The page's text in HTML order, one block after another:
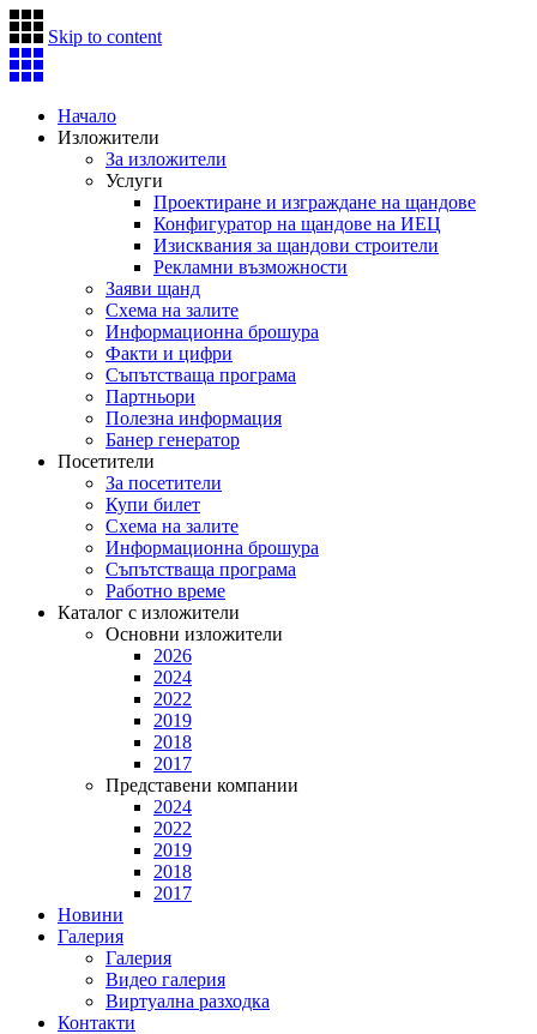
Skip to content
Начало
Изложители
За изложители
Услуги
Проектиране и изграждане на щандове
Конфигуратор на щандове на ИЕЦ
Изисквания за щандови строители
Рекламни възможности
Заяви щанд
Схема на залите
Информационна брошура
Факти и цифри
Съпътстваща програма
Партньори
Полезна информация
Банер генератор
Посетители
За посетители
Купи билет
Схема на залите
Информационна брошура
Съпътстваща програма
Работно време
Каталог с изложители
Основни изложители
2026
2024
2022
2019
2018
2017
Представени компании
2024
2022
2019
2018
2017
Новини
Галерия
Галерия
Видео галерия
Виртуална разходка
Контакти